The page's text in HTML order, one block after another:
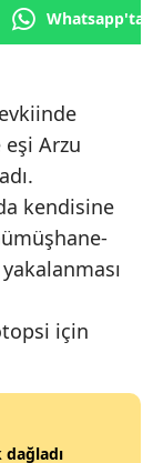
Arzu
kendisine
için